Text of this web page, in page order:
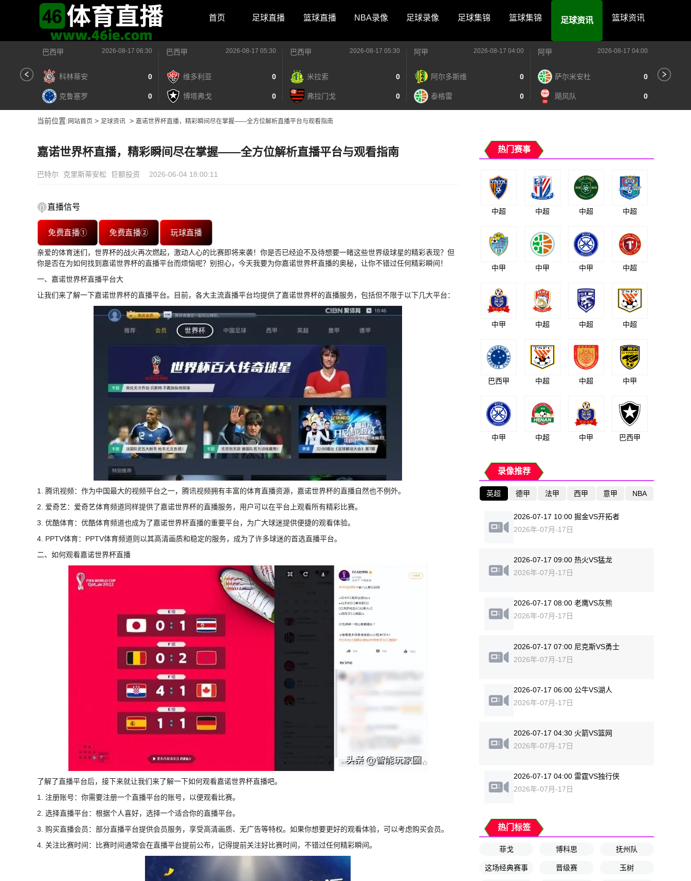
首页 足球直播 篮球直播 NBA录像 足球录像 足球集锦 篮球集锦 足球资讯 篮球资讯
巴西甲 2026-08-17 06:30
科林蒂安 0
克鲁塞罗 0
巴西甲 2026-08-17 05:30
维多利亚 0
博塔弗戈 0
巴西甲 2026-08-17 05:30
米拉索 0
弗拉门戈 0
阿甲 2026-08-17 04:00
阿尔多斯维 0
泰格雷 0
阿甲 2026-08-17 04:00
萨尔米安杜 0
飓风队 0
当前位置: 网站首页 > 足球资讯 > 嘉诺世界杯直播，精彩瞬间尽在掌握——全方位解析直播平台与观看指南
嘉诺世界杯直播，精彩瞬间尽在掌握——全方位解析直播平台与观看指南
巴特尔 克里斯蒂安松 巨额投资 2026-06-04 18:00:11
直播信号
免费直播① 免费直播② 玩球直播
亲爱的体育迷们，世界杯的战火再次燃起，激动人心的比赛即将来袭！你是否已经迫不及待想要一睹这些世界级球星的精彩表现？但
你是否在为如何找到嘉诺世界杯的直播平台而烦恼呢？别担心，今天我要为你嘉诺世界杯直播的奥秘，让你不错过任何精彩瞬间！
一、嘉诺世界杯直播平台大
让我们来了解一下嘉诺世界杯的直播平台。目前，各大主流直播平台均提供了嘉诺世界杯的直播服务，包括但不限于以下几大平台：
1. 腾讯视频：作为中国最大的视频平台之一，腾讯视频拥有丰富的体育直播资源，嘉诺世界杯的直播自然也不例外。
2. 爱奇艺：爱奇艺体育频道同样提供了嘉诺世界杯的直播服务，用户可以在平台上观看所有精彩比赛。
3. 优酷体育：优酷体育频道也成为了嘉诺世界杯直播的重要平台，为广大球迷提供便捷的观看体验。
4. PPTV体育：PPTV体育频道则以其高清画质和稳定的服务，成为了许多球迷的首选直播平台。
二、如何观看嘉诺世界杯直播
了解了直播平台后，接下来就让我们来了解一下如何观看嘉诺世界杯直播吧。
1. 注册账号：你需要注册一个直播平台的账号，以便观看比赛。
2. 选择直播平台：根据个人喜好，选择一个适合你的直播平台。
3. 购买直播会员：部分直播平台提供会员服务，享受高清画质、无广告等特权。如果你想要更好的观看体验，可以考虑购买会员。
4. 关注比赛时间：比赛时间通常会在直播平台提前公布，记得提前关注好比赛时间，不错过任何精彩瞬间。
热门赛事
中超 中超 中超 中超
中甲 中甲 中甲 中超
中甲 中超 中超 中超
巴西甲 中超 中超 中甲
中甲 中超 中甲 巴西甲
录像推荐
英超 德甲 法甲 西甲 意甲 NBA
2026-07-17 10:00 掘金VS开拓者
2026年-07月-17日
2026-07-17 09:00 热火VS猛龙
2026年-07月-17日
2026-07-17 08:00 老鹰VS灰熊
2026年-07月-17日
2026-07-17 07:00 尼克斯VS勇士
2026年-07月-17日
2026-07-17 06:00 公牛VS湖人
2026年-07月-17日
2026-07-17 04:30 火箭VS篮网
2026年-07月-17日
2026-07-17 04:00 雷霆VS独行侠
2026年-07月-17日
热门标签
菲戈 博科思 抚州队
这场经典赛事 晋级赛 玉树